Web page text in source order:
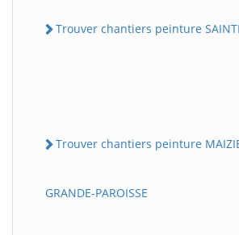
Trouver chantiers peinture
Trouver chantiers peinture
GRANDE-PAROISSE